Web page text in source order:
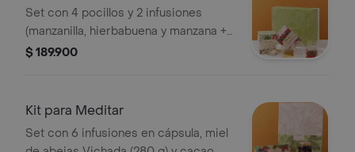
Set con 4 pocillos y 2 infusiones
(manzanilla, hierbabuena y manzana +
mora y arándanos) en 12 tisanas c/u.
$ 189.900
Kit para Meditar
Set con 6 infusiones en cápsula, miel